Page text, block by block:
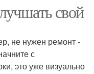
свой
не нужен ремонт -
с
это уже визуально